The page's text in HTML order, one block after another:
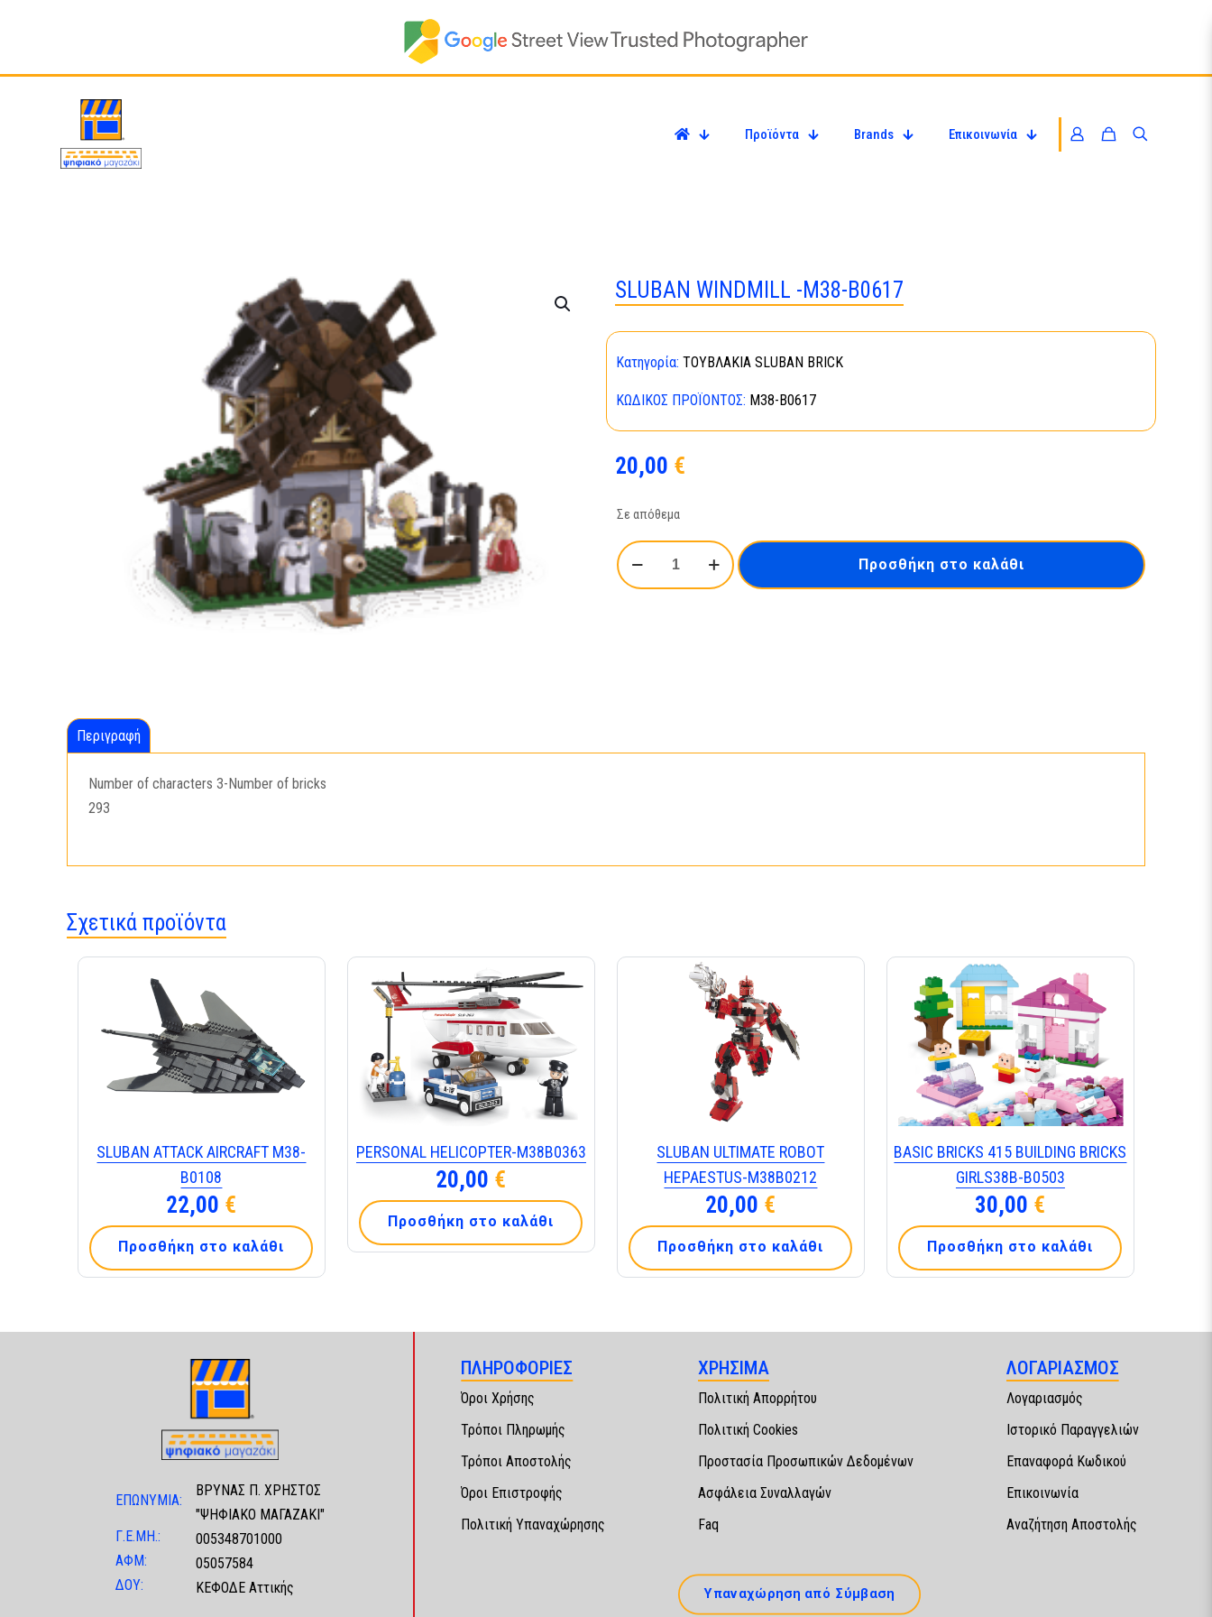
Προϊόντα Brands Επικοινωνία
SLUBAN WINDMILL -M38-B0617
Κατηγορία: ΤΟΥΒΛΑΚΙΑ SLUBAN BRICK
ΚΩΔΙΚΌΣ ΠΡΟΪΌΝΤΟΣ: M38-B0617
20,00 €
Σε απόθεμα
SLUBAN
WINDMILL
Προσθήκη στο καλάθι
Περιγραφή
Number of characters 3-Number of bricks
293
Σχετικά προϊόντα
SLUBAN ATTACK AIRCRAFT M38-
B0108
22,00 €
Προσθήκη στο καλάθι
PERSONAL HELICOPTER-Μ38Β0363
20,00 €
Προσθήκη στο καλάθι
SLUBAN ULTIMATE ROBOT
HEPAESTUS-Μ38Β0212
20,00 €
Προσθήκη στο καλάθι
BASIC BRICKS 415 BUILDING BRICKS
GIRLS38B-B0503
30,00 €
Προσθήκη στο καλάθι
ΕΠΩΝΥΜΙΑ:
ΒΡΥΝΑΣ Π. ΧΡΗΣΤΟΣ
"ΨΗΦΙΑΚΟ ΜΑΓΑΖΑΚΙ"
Γ.Ε.ΜΗ.:
005348701000
ΑΦΜ:
05057584
ΔΟΥ:
ΚΕΦΟΔΕ Αττικής
ΠΛΗΡΟΦΟΡΙΕΣ
Όροι Χρήσης
Τρόποι Πληρωμής
Τρόποι Αποστολής
Όροι Επιστροφής
Πολιτική Υπαναχώρησης
ΧΡΗΣΙΜΑ
Πολιτική Απορρήτου
Πολιτική Cookies
Προστασία Προσωπικών Δεδομένων
Ασφάλεια Συναλλαγών
Faq
ΛΟΓΑΡΙΑΣΜΟΣ
Λογαριασμός
Ιστορικό Παραγγελιών
Επαναφορά Κωδικού
Επικοινωνία
Αναζήτηση Αποστολής
Υπαναχώρηση από Σύμβαση